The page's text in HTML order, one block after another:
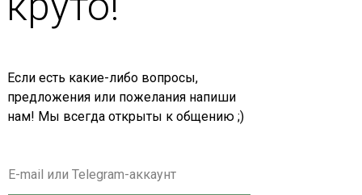
Если есть какие-либо вопросы,
предложения или пожелания напиши
нам! Мы всегда открыты к общению ;)